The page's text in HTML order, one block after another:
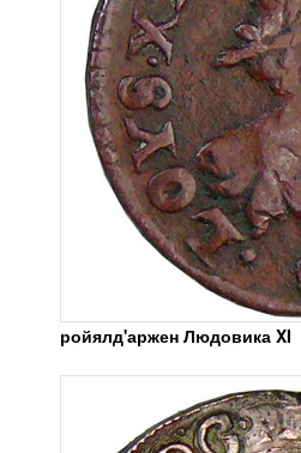
ройялд'аржен Людовика XI